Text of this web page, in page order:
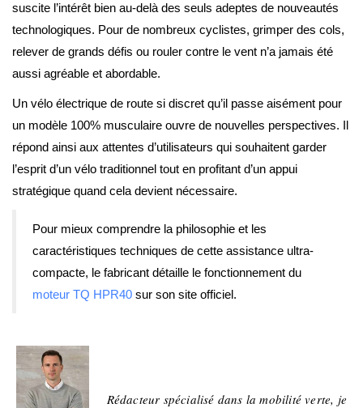
suscite l’intérêt bien au-delà des seuls adeptes de nouveautés
technologiques. Pour de nombreux cyclistes, grimper des cols,
relever de grands défis ou rouler contre le vent n’a jamais été
aussi agréable et abordable.
Un vélo électrique de route si discret qu’il passe aisément pour
un modèle 100% musculaire ouvre de nouvelles perspectives. Il
répond ainsi aux attentes d’utilisateurs qui souhaitent garder
l’esprit d’un vélo traditionnel tout en profitant d’un appui
stratégique quand cela devient nécessaire.
Pour mieux comprendre la philosophie et les
caractéristiques techniques de cette assistance ultra-
compacte, le fabricant détaille le fonctionnement du
moteur TQ HPR40 sur son site officiel.
Rédacteur spécialisé dans la mobilité verte, je